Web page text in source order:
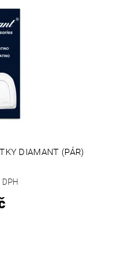
DIAMANT (PÁR)